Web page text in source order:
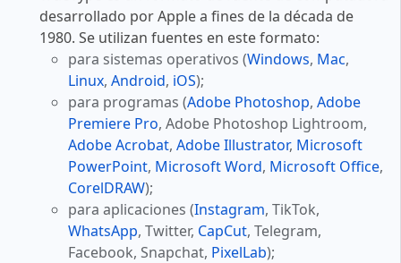
desarrollado por Apple a fines de la década de
1980. Se utilizan fuentes en este formato:
para sistemas operativos (Windows, Mac,
Linux, Android, iOS);
para programas (Adobe Photoshop, Adobe
Premiere Pro, Adobe Photoshop Lightroom,
Adobe Acrobat, Adobe Illustrator, Microsoft
PowerPoint, Microsoft Word, Microsoft Office,
CorelDRAW);
para aplicaciones (Instagram, TikTok,
WhatsApp, Twitter, CapCut, Telegram,
Facebook, Snapchat, PixelLab);